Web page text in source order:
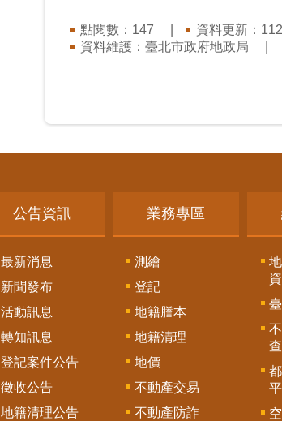
點閱數： 147 資料更新：
資料維護：臺北市政府地政局
公告資訊
最新消息
新聞發布
活動訊息
轉知訊息
登記案件公告
徵收公告
地籍清理公告
業務專區
測繪
登記
地籍謄本
地籍清理
地價
不動產交易
不動產防詐